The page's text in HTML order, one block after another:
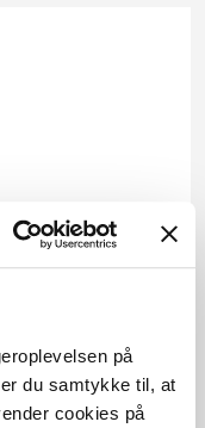
på
du samtykke til, at
cookies på
den 29. marts